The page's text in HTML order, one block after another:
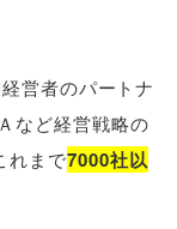
営者のパートナ
など経営戦略の
れまで7000社以